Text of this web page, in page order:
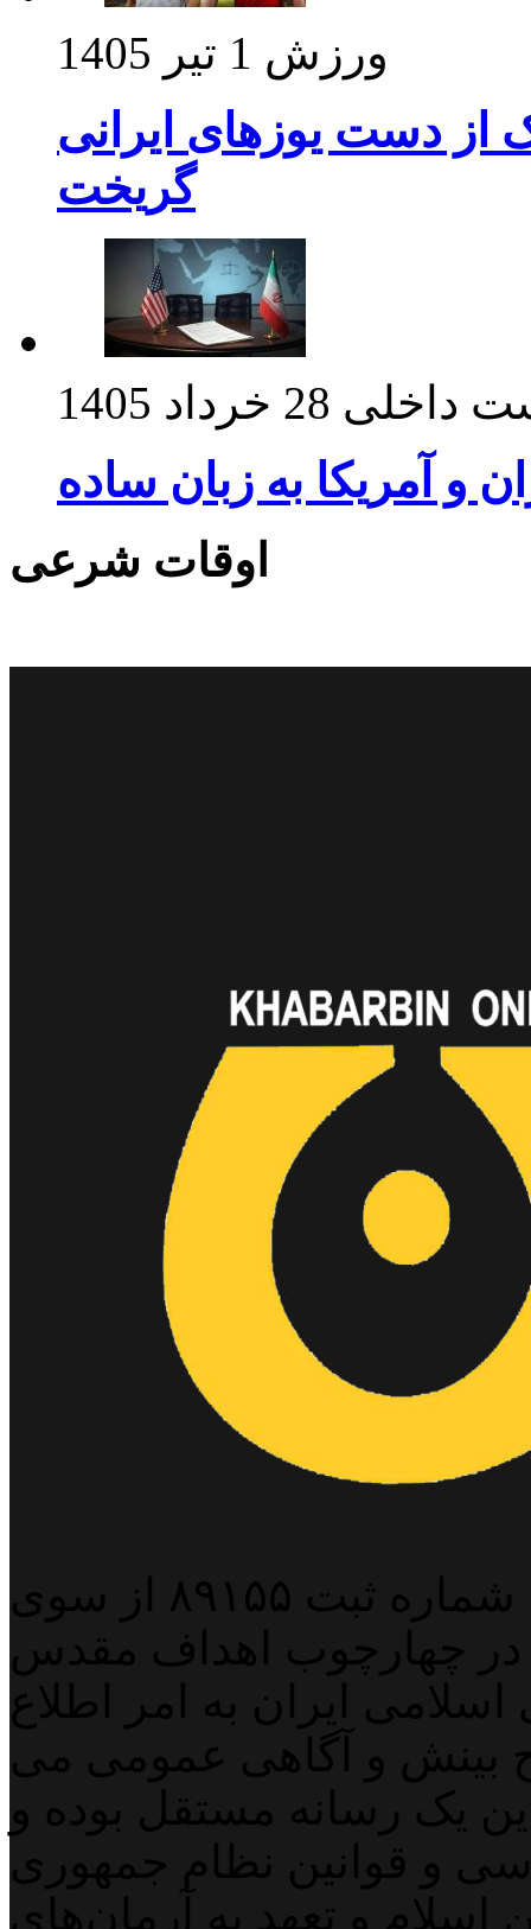
ورزش 1 تیر 1405
از دست یوزهای ایرانی
گریخت
داخلی 28 خرداد 1405
و آمریکا به زبان ساده
اوقات شرعی
پایگاه خبری خبربین آنلاین به شماره ثبت ۸۹۱۵۵ از سوی
در چهارچوب اهداف مقدس
ایران به امر اطلاع
بینش و آگاهی عمومی می
یک رسانه مستقل بوده و
و قوانین نظام جمهوری
و تعهد به آرمان‌های